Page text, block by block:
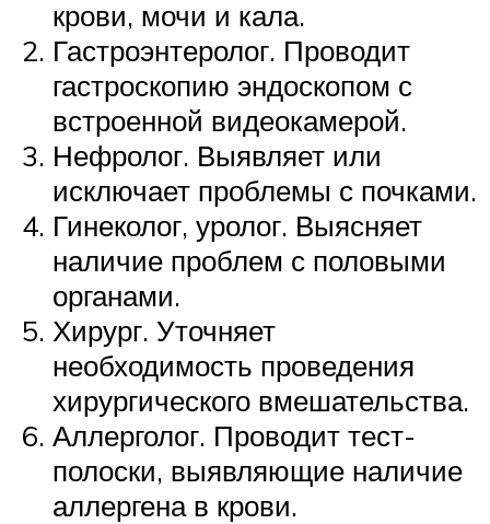
крови, мочи и кала.
Гастроэнтеролог. Проводит
гастроскопию эндоскопом с
встроенной видеокамерой.
Нефролог. Выявляет или
исключает проблемы с почками.
Гинеколог, уролог. Выясняет
наличие проблем с половыми
органами.
Хирург. Уточняет
необходимость проведения
хирургического вмешательства.
Аллерголог. Проводит тест-
полоски, выявляющие наличие
аллергена в крови.